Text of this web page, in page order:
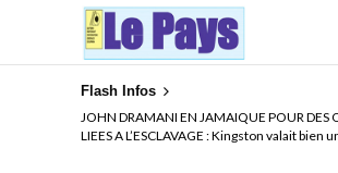
Flash Infos
JOHN DRAMANI EN JAMAIQUE POUR
LIEES A L’ESCLAVAGE : Kingston valait
ELECTION DE TALON A LA TETE DU SENAT
Quand Patrice quitte le pouvoir sans partir !